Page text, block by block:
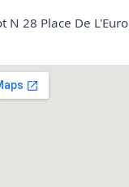
N 28 Place De